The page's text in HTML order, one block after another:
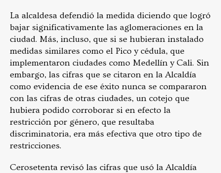
La alcaldesa defendió la medida diciendo que logró
bajar significativamente las aglomeraciones en la
ciudad. Más, incluso, que si se hubieran instalado
medidas similares como el Pico y cédula, que
implementaron ciudades como Medellín y Cali. Sin
embargo, las cifras que se citaron en la Alcaldía
como evidencia de ese éxito nunca se compararon
con las cifras de otras ciudades, un cotejo que
hubiera podido corroborar si en efecto la
restricción por género, que resultaba
discriminatoria, era más efectiva que otro tipo de
restricciones.
Cerosetenta revisó las cifras que usó la Alcaldía